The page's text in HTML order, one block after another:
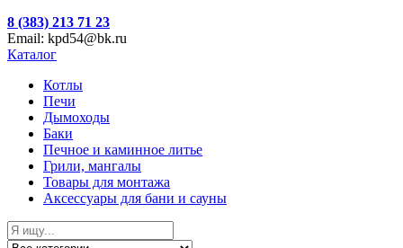
8 (383) 213 71 23
Email: kpd54@bk.ru
Каталог
Котлы
Печи
Дымоходы
Баки
Печное и каминное литье
Грили, мангалы
Товары для монтажа
Аксессуары для бани и сауны
Search
for: